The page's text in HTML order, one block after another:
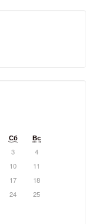
Сб
Вс
3
4
10
11
17
18
24
25